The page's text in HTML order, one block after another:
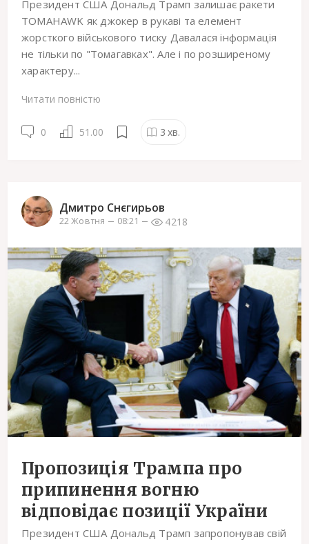
Президент США Дональд Трамп залишає ракети
TOMAHAWK як джокер в рукаві та елемент
жорсткого військового тиску Давалася інформація
не тільки по "Томагавках". Але і по розширеному
характеру...
Читати повністю
0 51.00 3 хв.
Дмитро Снєгирьов
22 Жовтня 08:21 4218
Пропозиція Трампа про
припинення вогню
відповідає позиції України
Президент США Дональд Трамп запропонував свій